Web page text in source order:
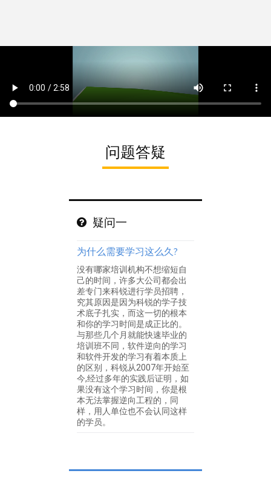
问题答疑
疑问一
为什么需要学习这么久?
没有哪家培训机构不想缩短自
己的时间，许多大公司都会出
差专门来科锐进行学员招聘，
究其原因是因为科锐的学子技
术底子扎实，而这一切的根本
和你的学习时间是成正比的。
与那些几个月就能快速毕业的
培训班不同，软件逆向的学习
和软件开发的学习有着本质上
的区别，科锐从2007年开始至
今,经过多年的实践后证明，如
果没有这个学习时间，你是根
本无法掌握逆向工程的，同
样，用人单位也不会认同这样
的学员。